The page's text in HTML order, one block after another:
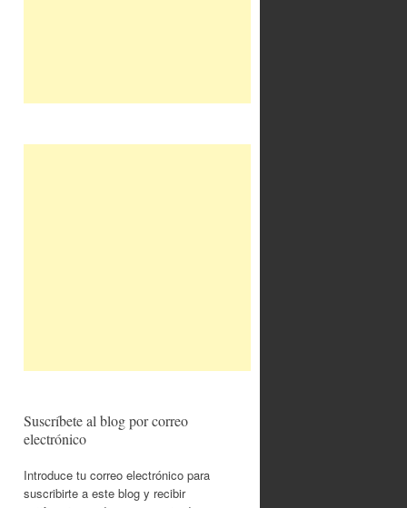
Suscríbete al blog por correo
electrónico
Introduce tu correo electrónico para
suscribirte a este blog y recibir